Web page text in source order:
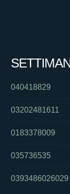
040418829
03202481611
0183378009
035736535
0393486026029